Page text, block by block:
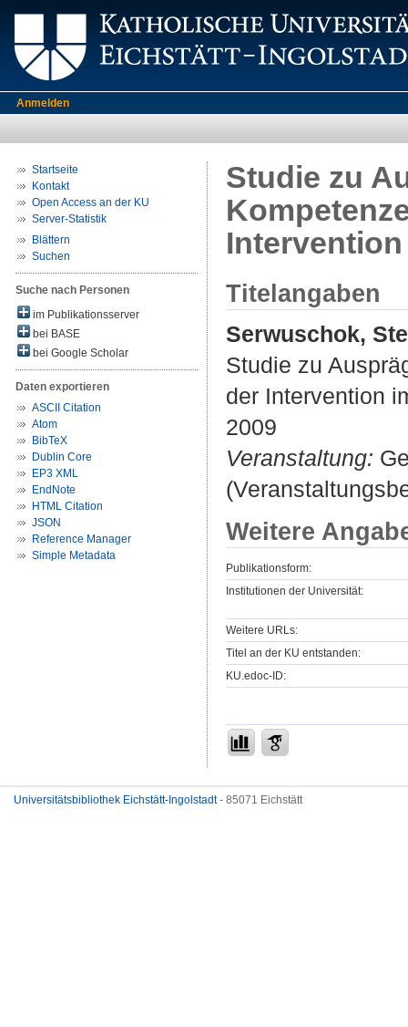
Anmelden
Startseite
Kontakt
Open Access an der KU
Server-Statistik
Blättern
Suchen
Suche nach Personen
im Publikationsserver
bei BASE
bei Google Scholar
Daten exportieren
ASCII Citation
Atom
BibTeX
Dublin Core
EP3 XML
EndNote
HTML Citation
JSON
Reference Manager
Simple Metadata
Studie zu
Titelangaben
Serwuschok,
Studie zu
der Intervention
2009
Veranstaltung:
Weitere
Publikationsform:
Institutionen der Universität:
Weitere URLs:
Titel an der KU entstanden:
KU.edoc-ID:
Universitätsbibliothek Eichstätt-Ingolstadt- 85071 Eichstätt